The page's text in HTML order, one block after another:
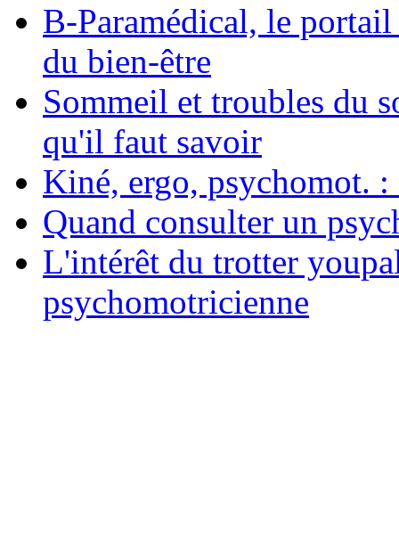
B-Paramédical, le portail
du bien-être
Sommeil et troubles du
qu'il faut savoir
Kiné, ergo, psychomot. :
Quand consulter un
L'intérêt du trotter
psychomotricienne